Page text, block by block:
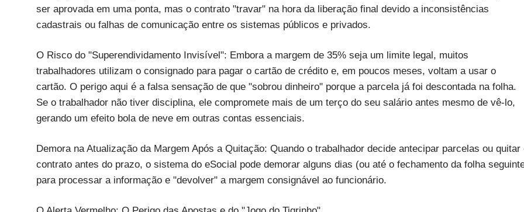
ser aprovada em uma ponta, mas o contrato "travar" na hora da liberação final devido a inconsistências
cadastrais ou falhas de comunicação entre os sistemas públicos e privados.
O Risco do "Superendividamento Invisível": Embora a margem de 35% seja um limite legal, muitos
trabalhadores utilizam o consignado para pagar o cartão de crédito e, em poucos meses, voltam a usar o
cartão. O perigo aqui é a falsa sensação de que "sobrou dinheiro" porque a parcela já foi descontada na folha.
Se o trabalhador não tiver disciplina, ele compromete mais de um terço do seu salário antes mesmo de vê-lo,
gerando um efeito bola de neve em outras contas essenciais.
Demora na Atualização da Margem Após a Quitação: Quando o trabalhador decide antecipar parcelas ou quitar
contrato antes do prazo, o sistema do eSocial pode demorar alguns dias (ou até o fechamento da folha
para processar a informação e "devolver" a margem consignável ao funcionário.